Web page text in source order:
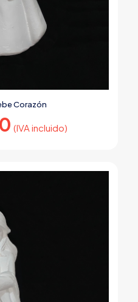
Corazón
(IVA incluido)